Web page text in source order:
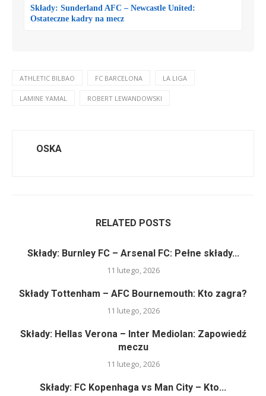
Składy: Sunderland AFC – Newcastle United:
Ostateczne kadry na mecz
ATHLETIC BILBAO FC BARCELONA LA LIGA
LAMINE YAMAL ROBERT LEWANDOWSKI
OSKA
RELATED POSTS
Składy: Burnley FC – Arsenal FC: Pełne składy...
11 lutego, 2026
Składy Tottenham – AFC Bournemouth: Kto zagra?
11 lutego, 2026
Składy: Hellas Verona – Inter Mediolan: Zapowiedź
meczu
11 lutego, 2026
Składy: FC Kopenhaga vs Man City – Kto...